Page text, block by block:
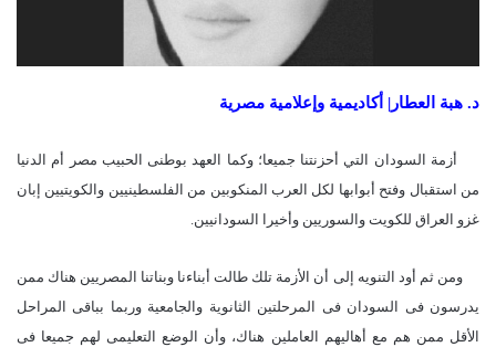
د. هبة العطار| أكاديمية وإعلامية مصرية
أزمة السودان التي أحزنتنا جميعا؛ وكما العهد بوطنى الحبيب مصر أم الدنيا
من استقبال وفتح أبوابها لكل العرب المنكوبين من الفلسطينيين والكويتيين إبان
غزو العراق للكويت والسوريين وأخيرا السودانيين.
ومن ثم أود التنويه إلى أن الأزمة تلك طالت أبناءنا وبناتنا المصريين هناك ممن
يدرسون فى السودان فى المرحلتين الثانوية والجامعية وربما بباقى المراحل
الأقل ممن هم مع أهاليهم العاملين هناك، وأن الوضع التعليمى لهم جميعا فى